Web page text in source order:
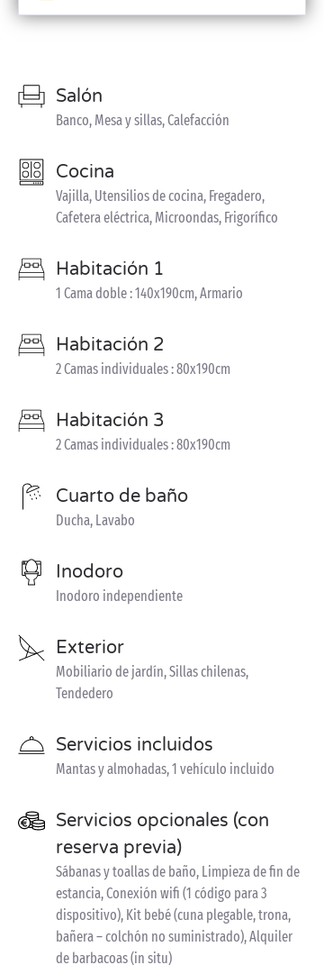
Salón
Banco, Mesa y sillas, Calefacción
Cocina
Vajilla, Utensilios de cocina, Fregadero,
Cafetera eléctrica, Microondas, Frigorífico
Habitación 1
1 Cama doble : 140x190cm, Armario
Habitación 2
2 Camas individuales : 80x190cm
Habitación 3
2 Camas individuales : 80x190cm
Cuarto de baño
Ducha, Lavabo
Inodoro
Inodoro independiente
Exterior
Mobiliario de jardín, Sillas chilenas,
Tendedero
Servicios incluidos
Mantas y almohadas, 1 vehículo incluido
Servicios opcionales (con
reserva previa)
Sábanas y toallas de baño, Limpieza de fin de
estancia, Conexión wifi (1 código para 3
dispositivo), Kit bebé (cuna plegable, trona,
bañera – colchón no suministrado), Alquiler
de barbacoas (in situ)